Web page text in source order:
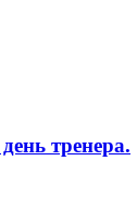
тренера.